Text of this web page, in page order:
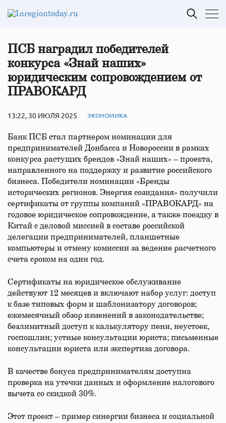
ПСБ наградил победителей
конкурса «Знай наших»
юридическим сопровождением от
ПРАВОКАРД
13:22, 30 ИЮЛЯ 2025 ЭКОНОМИКА
Банк ПСБ стал партнером номинации для
предпринимателей Донбасса и Новороссии в рамках
конкурса растущих брендов «Знай наших» – проекта,
направленного на поддержку и развитие российского
бизнеса. Победители номинации «Бренды
исторических регионов. Энергия созидания» получили
сертификаты от группы компаний «ПРАВОКАРД» на
годовое юридическое сопровождение, а также поездку в
Китай с деловой миссией в составе российской
делегации предпринимателей, планшетные
компьютеры и отмену комиссии за ведение расчетного
счета сроком на один год.
Сертификаты на юридическое обслуживание
действуют 12 месяцев и включают набор услуг: доступ
к базе типовых форм и шаблонизатору договоров;
ежемесячный обзор изменений в законодательстве;
безлимитный доступ к калькулятору пени, неустоек,
госпошлин; устные консультации юриста; письменные
консультации юриста или экспертиза договора.
В качестве бонуса предпринимателям доступна
проверка на утечки данных и оформление налогового
вычета со скидкой 30%.
Этот проект – пример синергии бизнеса и социальной